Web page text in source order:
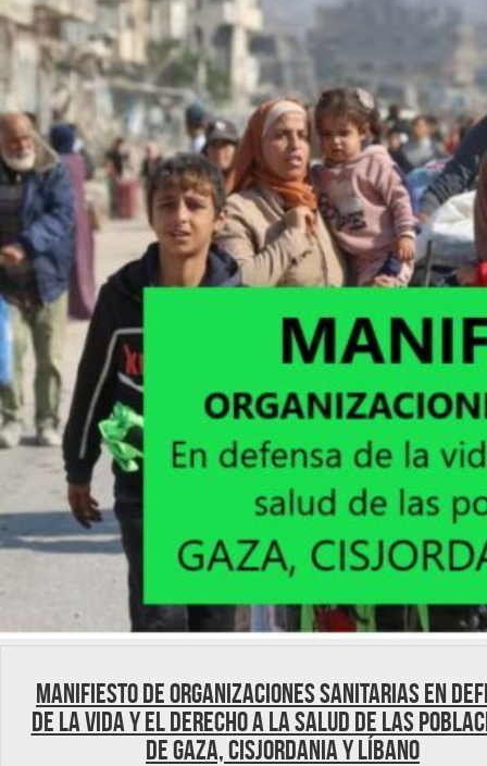
MANIFIESTO DE ORGANIZACIONES SANITARIAS EN
DE LA VIDA Y EL DERECHO A LA SALUD DE LAS
DE GAZA, CISJORDANIA Y LÍBANO